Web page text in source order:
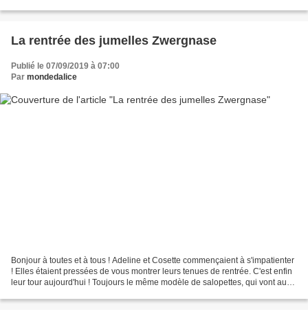
La rentrée des jumelles Zwergnase
Publié le 07/09/2019 à 07:00
Par mondedalice
Bonjour à toutes et à tous ! Adeline et Cosette commençaient à s'impatienter
! Elles étaient pressées de vous montrer leurs tenues de rentrée. C'est enfin
leur tour aujourd'hui ! Toujours le même modèle de salopettes, qui vont aussi